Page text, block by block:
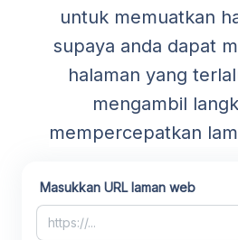
untuk memuatkan
supaya anda dapat
halaman yang
mengambil
mempercepatkan
Masukkan URL laman web